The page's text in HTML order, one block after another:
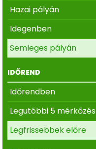
Hazai pályán
Idegenben
Semleges pályán
IDŐREND
Időrendben
Legutóbbi 5 mérkőzés
Legfrissebbek előre